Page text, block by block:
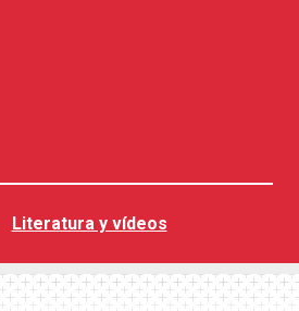
Literatura y vídeos